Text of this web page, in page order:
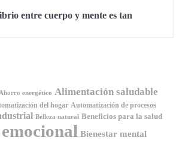
entre cuerpo y mente es tan
Ahorro energético Alimentación saludable
del hogar Automatización de procesos
Belleza natural Beneficios para la salud
Bienestar mental